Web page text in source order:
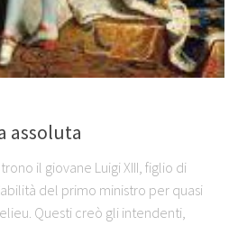
assoluta
il giovane Luigi XIII, figlio di
del primo ministro per quasi
Questi creò gli intendenti,